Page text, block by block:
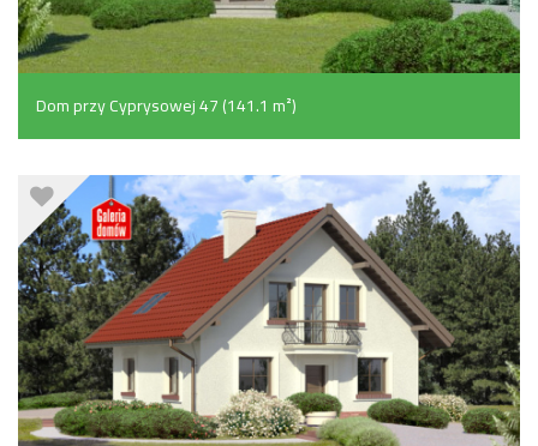
Dom przy Cyprysowej 47 (141.1 m²)